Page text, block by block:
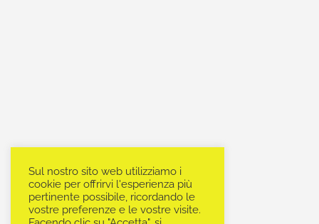
Sul nostro sito web utilizziamo i
cookie per offrirvi l'esperienza più
pertinente possibile, ricordando le
vostre preferenze e le vostre visite.